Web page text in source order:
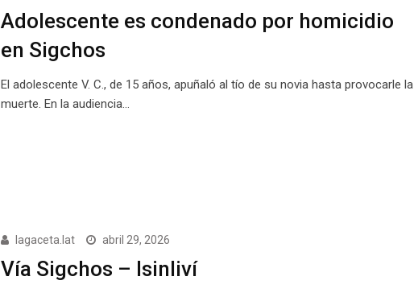
Adolescente es condenado por homicidio
en Sigchos
El adolescente V. C., de 15 años, apuñaló al tío de su novia hasta provocarle la
muerte. En la audiencia…
lagaceta.lat abril 29, 2026
Vía Sigchos – Isinliví